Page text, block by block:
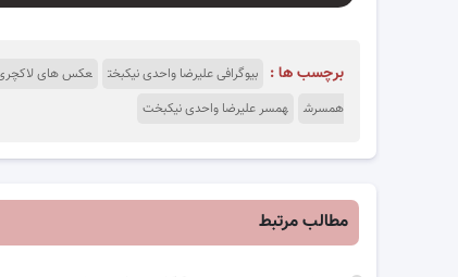
برچسب ها : بیوگرافی علیرضا واحدی نیکبخت عکس های لاکچری
همسرش
همسر علیرضا واحدی نیکبخت
مطالب مرتبط